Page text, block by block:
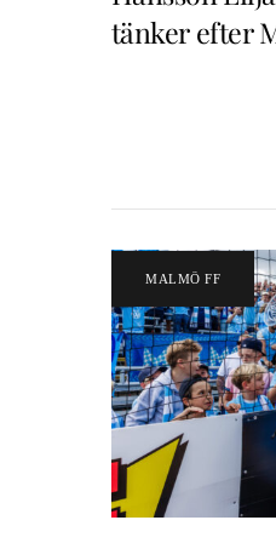
tänker efter
MALMÖ FF